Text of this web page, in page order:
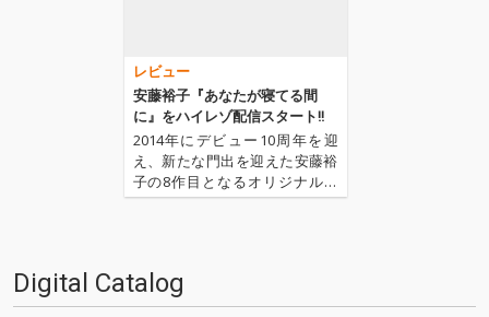
レビュー
安藤裕子『あなたが寝てる間
に』をハイレゾ配信スタート!!
2014年にデビュー10周年を迎
え、新たな門出を迎えた安藤裕
子の8作目となるオリジナル・
アルバムが届きました。大泉洋
活動の幅を拡げるなか紡がれた
本作には、矢野顕子の最新作…
Digital Catalog